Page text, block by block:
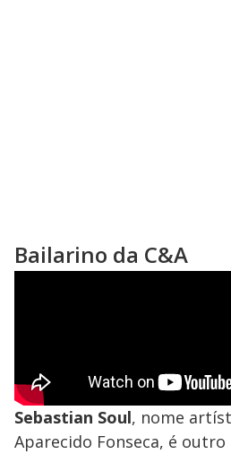
Bailarino da C&A
Sebastian Soul, nome
Aparecido Fonseca, é outro